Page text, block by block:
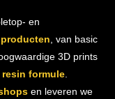
en
producten , van basic
3D prints
formule.
en leveren we